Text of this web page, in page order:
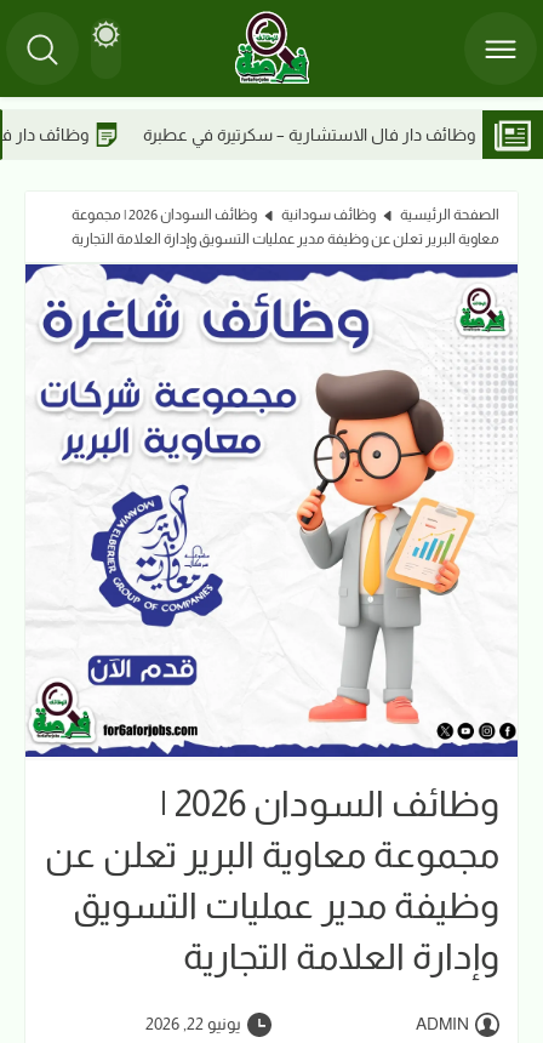
في عطبرة وظائف دار فال الاستشارية – أخصائي مدني في عطبرة
الصفحة الرئيسية وظائف سودانية
وظائف السودان 2026 | مجموعة
معاوية البرير تعلن عن وظيفة مدير عمليات التسويق وإدارة العلامة التجارية
وظائف السودان 2026 |
مجموعة معاوية البرير تعلن عن
وظيفة مدير عمليات التسويق
وإدارة العلامة التجارية
ADMIN
يونيو 22, 2026